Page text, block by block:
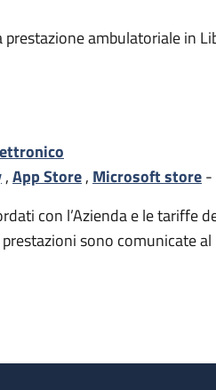
ambulatoriale in
,App Store, Microsoft store-
con l’Azienda e le tariffe
sono comunicate